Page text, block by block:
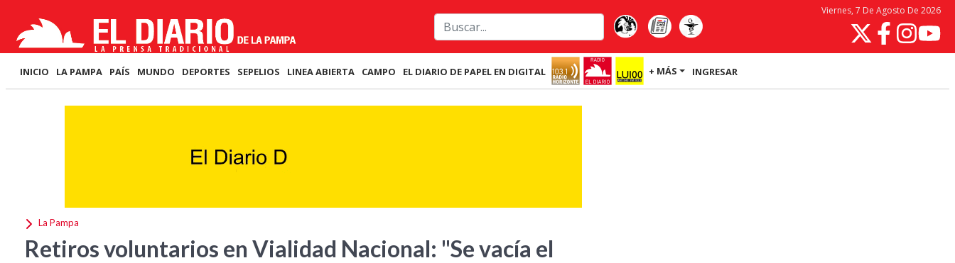
Viernes, 7 De Agosto De 2026
INICIO LA PAMPA PAÍS MUNDO DEPORTES SEPELIOS LINEA ABIERTA CAMPO EL DIARIO DE PAPEL EN DIGITAL + MÁS INGRESAR
La Pampa
Retiros voluntarios en Vialidad Nacional: "Se vacía el